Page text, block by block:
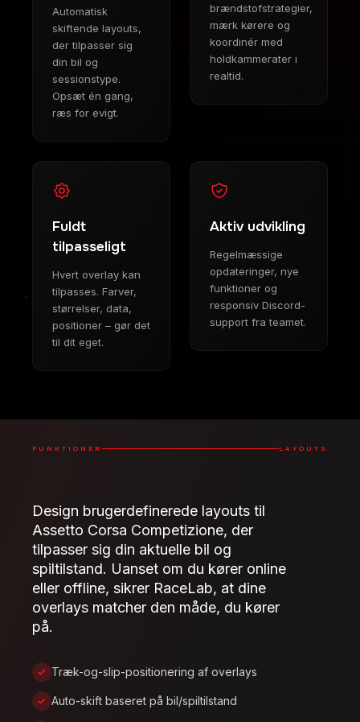
Automatisk
skiftende layouts,
der tilpasser sig
din bil og
sessionstype.
Opsæt én gang,
ræs for evigt.
brændstofstrategier,
mærk kørere og
koordinér med
holdkammerater i
realtid.
Fuldt
tilpasseligt
Hvert overlay kan
tilpasses. Farver,
størrelser, data,
positioner – gør det
til dit eget.
Aktiv udvikling
Regelmæssige
opdateringer, nye
funktioner og
responsiv Discord-
support fra teamet.
FUNKTIONER LAYOUTS
Design brugerdefinerede layouts til
Assetto Corsa Competizione, der
tilpasser sig din aktuelle bil og
spiltilstand. Uanset om du kører online
eller offline, sikrer RaceLab, at dine
overlays matcher den måde, du kører
på.
Træk-og-slip-positionering af overlays
Auto-skift baseret på bil/spiltilstand